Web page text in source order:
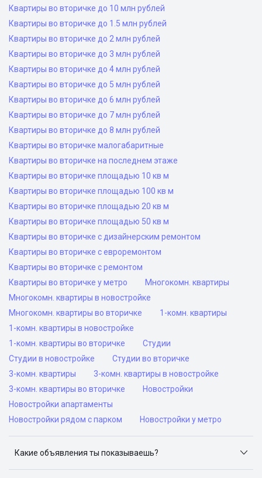
Квартиры во вторичке до 10 млн рублей
Квартиры во вторичке до 1.5 млн рублей
Квартиры во вторичке до 2 млн рублей
Квартиры во вторичке до 3 млн рублей
Квартиры во вторичке до 4 млн рублей
Квартиры во вторичке до 5 млн рублей
Квартиры во вторичке до 6 млн рублей
Квартиры во вторичке до 7 млн рублей
Квартиры во вторичке до 8 млн рублей
Квартиры во вторичке малогабаритные
Квартиры во вторичке на последнем этаже
Квартиры во вторичке площадью 10 кв м
Квартиры во вторичке площадью 100 кв м
Квартиры во вторичке площадью 20 кв м
Квартиры во вторичке площадью 50 кв м
Квартиры во вторичке с дизайнерским ремонтом
Квартиры во вторичке с евроремонтом
Квартиры во вторичке с ремонтом
Квартиры во вторичке у метро
Многокомн. квартиры
Многокомн. квартиры в новостройке
Многокомн. квартиры во вторичке
1-комн. квартиры
1-комн. квартиры в новостройке
1-комн. квартиры во вторичке
Студии
Студии в новостройке
Студии во вторичке
3-комн. квартиры
3-комн. квартиры в новостройке
3-комн. квартиры во вторичке
Новостройки
Новостройки апартаменты
Новостройки рядом с парком
Новостройки у метро
Какие объявления ты показываешь?